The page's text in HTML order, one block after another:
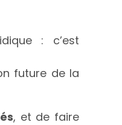
: c’est
future de la
, et de faire